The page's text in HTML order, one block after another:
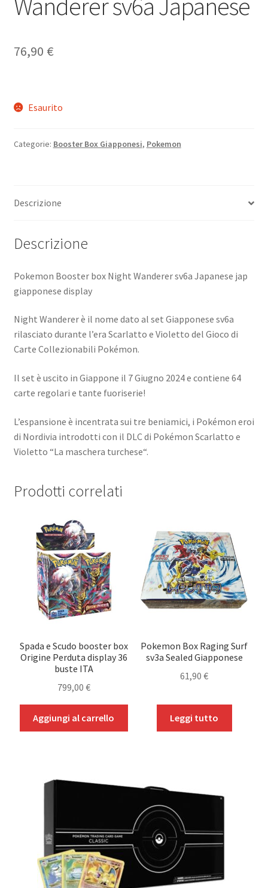
76,90 €
Esaurito
Categorie: Booster Box Giapponesi, Pokemon
Descrizione
Descrizione
Pokemon Booster box Night Wanderer sv6a Japanese jap
giapponese display
Night Wanderer è il nome dato al set Giapponese sv6a
rilasciato durante l’era Scarlatto e Violetto del Gioco di
Carte Collezionabili Pokémon.
Il set è uscito in Giappone il 7 Giugno 2024 e contiene 64
carte regolari e tante fuoriserie!
L’espansione è incentrata sui tre beniamici, i Pokémon eroi
di Nordivia introdotti con il DLC di Pokémon Scarlatto e
Violetto “La maschera turchese“.
Prodotti correlati
Spada e Scudo booster box
Origine Perduta display 36
buste ITA
799,00 €
Aggiungi al carrello
Pokemon Box Raging Surf
sv3a Sealed Giapponese
61,90€
Leggi tutto